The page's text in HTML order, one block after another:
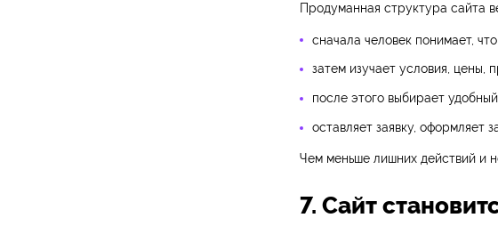
Продуманная структура сайта
сначала человек понимает,
затем изучает условия, цены,
после этого выбирает
оставляет заявку, оформляет
Чем меньше лишних действий и
7. Сайт